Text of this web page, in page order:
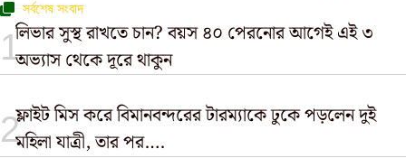
সর্বশেষ সংবাদ
লিভার সুস্থ রাখতে চান? বয়স ৪০ পেরনোর আগেই এই ৩
অভ্যাস থেকে দূরে থাকুন
ফ্লাইট মিস করে বিমানবন্দরের টারম্যাকে ঢুকে পড়লেন দুই
মহিলা যাত্রী, তার পর….